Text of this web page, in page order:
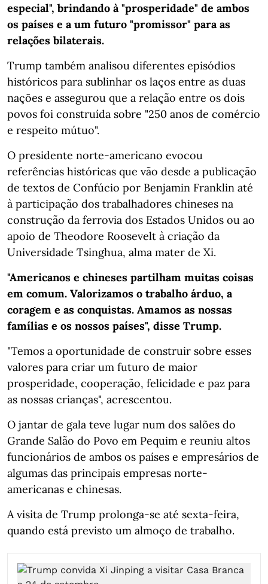
especial", brindando à "prosperidade" de ambos
os países e a um futuro "promissor" para as
relações bilaterais.
Trump também analisou diferentes episódios
históricos para sublinhar os laços entre as duas
nações e assegurou que a relação entre os dois
povos foi construída sobre "250 anos de comércio
e respeito mútuo".
O presidente norte-americano evocou
referências históricas que vão desde a publicação
de textos de Confúcio por Benjamin Franklin até
à participação dos trabalhadores chineses na
construção da ferrovia dos Estados Unidos ou ao
apoio de Theodore Roosevelt à criação da
Universidade Tsinghua, alma mater de Xi.
"Americanos e chineses partilham muitas coisas
em comum. Valorizamos o trabalho árduo, a
coragem e as conquistas. Amamos as nossas
famílias e os nossos países", disse Trump.
"Temos a oportunidade de construir sobre esses
valores para criar um futuro de maior
prosperidade, cooperação, felicidade e paz para
as nossas crianças", acrescentou.
O jantar de gala teve lugar num dos salões do
Grande Salão do Povo em Pequim e reuniu altos
funcionários de ambos os países e empresários de
algumas das principais empresas norte-
americanas e chinesas.
A visita de Trump prolonga-se até sexta-feira,
quando está previsto um almoço de trabalho.